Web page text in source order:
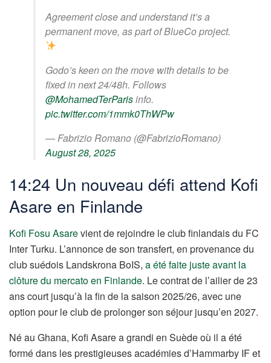
Agreement close and understand it’s a
permanent move, as part of BlueCo project.
Godo’s keen on the move with details to be
fixed in next 24/48h. Follows
@MohamedTerParisinfo.
pic.twitter.com/1mmk0ThWPw
— Fabrizio Romano (@FabrizioRomano)
August 28, 2025
14:24 Un nouveau défi attend Kofi
Asare en Finlande
Kofi Fosu Asarevient de rejoindre le club finlandais du FC
Inter Turku. L’annonce de son transfert, en provenance du
club suédois Landskrona BoIS, a été faite juste avant la
clôture du mercato en Finlande. Le contrat de l’ailier de 23
ans court jusqu’à la fin de la saison 2025/26, avec une
option pour le club de prolonger son séjour jusqu’en 2027.
Né au Ghana, Kofi Asare a grandi en Suède où il a été
formé dans les prestigieuses académies d’Hammarby IF et